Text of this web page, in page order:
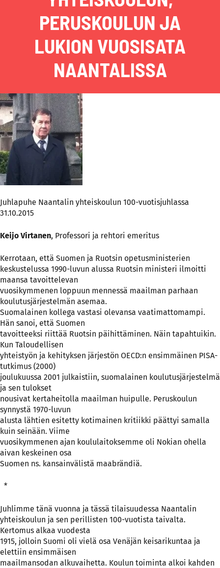
PERUSKOULUN JA
LUKION VUOSISATA
NAANTALISSA
Juhlapuhe Naantalin yhteiskoulun 100-vuotisjuhlassa
31.10.2015
Keijo Virtanen, Professori ja rehtori emeritus
Kerrotaan, että Suomen ja Ruotsin opetusministerien
keskustelussa 1990-luvun alussa Ruotsin ministeri ilmoitti
maansa tavoittelevan
vuosikymmenen loppuun mennessä maailman parhaan
koulutusjärjestelmän asemaa.
Suomalainen kollega vastasi olevansa vaatimattomampi.
Hän sanoi, että Suomen
tavoitteeksi riittää Ruotsin päihittäminen. Näin tapahtuikin.
Kun Taloudellisen
yhteistyön ja kehityksen järjestön OECD:n ensimmäinen PISA-
tutkimus (2000)
joulukuussa 2001 julkaistiin, suomalainen koulutusjärjestelmä
ja sen tulokset
nousivat kertaheitolla maailman huipulle. Peruskoulun
synnystä 1970-luvun
alusta lähtien esitetty kotimainen kritiikki päättyi samalla
kuin seinään. Viime
vuosikymmenen ajan koululaitoksemme oli Nokian ohella
aivan keskeinen osa
Suomen ns. kansainvälistä maabrändiä.
*
Juhlimme tänä vuonna ja tässä tilaisuudessa Naantalin
yhteiskoulun ja sen perillisten 100-vuotista taivalta.
Kertomus alkaa vuodesta
1915, jolloin Suomi oli vielä osa Venäjän keisarikuntaa ja
elettiin ensimmäisen
maailmansodan alkuvaihetta. Koulun toiminta alkoi kahden